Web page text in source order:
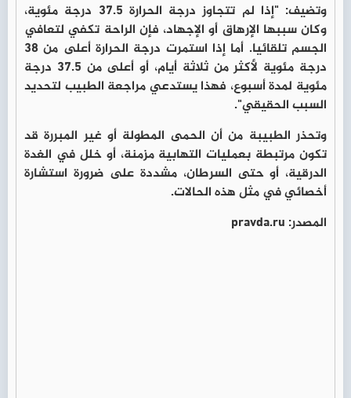
وتضيف: "إذا لم تتجاوز درجة الحرارة 37.5 درجة مئوية،
وكان سببها الإرهاق أو الإجهاد، فإن الراحة تكفي لتعافي
الجسم تلقائيا. أما إذا استمرت درجة الحرارة أعلى من 38
درجة مئوية لأكثر من ثلاثة أيام، أو أعلى من 37.5 درجة
مئوية لمدة أسبوع، فهذا يستدعي مراجعة الطبيب لتحديد
السبب الحقيقي".
وتحذر الطبيبة من أن الحمى المطولة أو غير المبررة قد
تكون مرتبطة بعمليات التهابية مزمنة، أو خلل في الغدة
الدرقية، أو حتى السرطان، مشددة على ضرورة استشارة
أخصائي في مثل هذه الحالات.
المصدر: pravda.ru